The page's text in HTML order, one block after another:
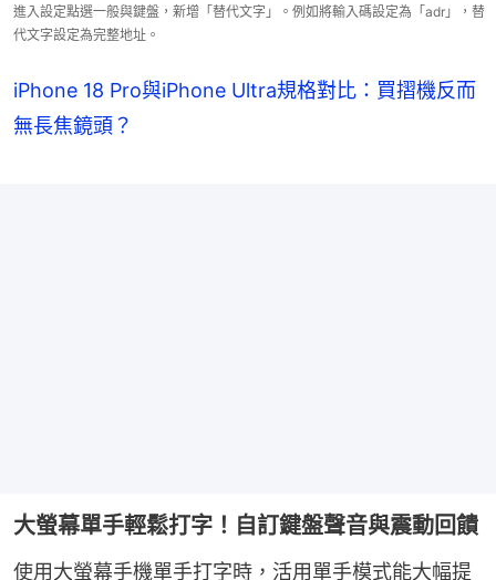
進入設定點選一般與鍵盤，新增「替代文字」。例如將輸入碼設定為「adr」，替
代文字設定為完整地址。
iPhone 18 Pro與iPhone Ultra規格對比：買摺機反而
無長焦鏡頭？
大螢幕單手輕鬆打字！自訂鍵盤聲音與震動回饋
使用大螢幕手機單手打字時，活用單手模式能大幅提